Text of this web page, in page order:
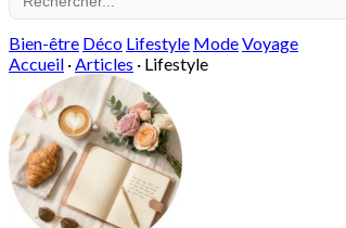
Bien-être Déco Lifestyle ModeVoyage
Accueil ·Articles · Lifestyle